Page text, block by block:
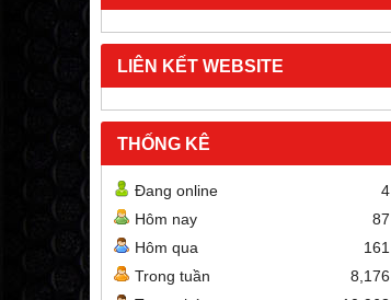
LIÊN KẾT WEBSITE
THỐNG KÊ
Đang online
4
Hôm nay
87
Hôm qua
161
Trong tuần
8,176